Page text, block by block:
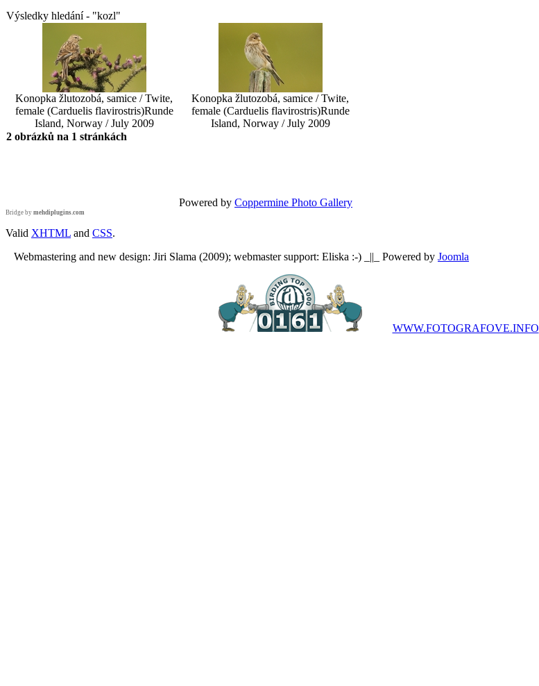
Výsledky hledání - "kozl"
Konopka žlutozobá, samice / Twite,
female (Carduelis flavirostris)Runde
Island, Norway / July 2009
Konopka žlutozobá, samice / Twite,
female (Carduelis flavirostris)Runde
Island, Norway / July 2009
2 obrázků na 1 stránkách
Powered by Coppermine Photo Gallery
Bridge by mehdiplugins.com
Valid XHTML and CSS.
Webmastering and new design: Jiri Slama (2009); webmaster support: Eliska :-) _||_ Powered by Joomla
WWW.FOTOGRAFOVE.INFO